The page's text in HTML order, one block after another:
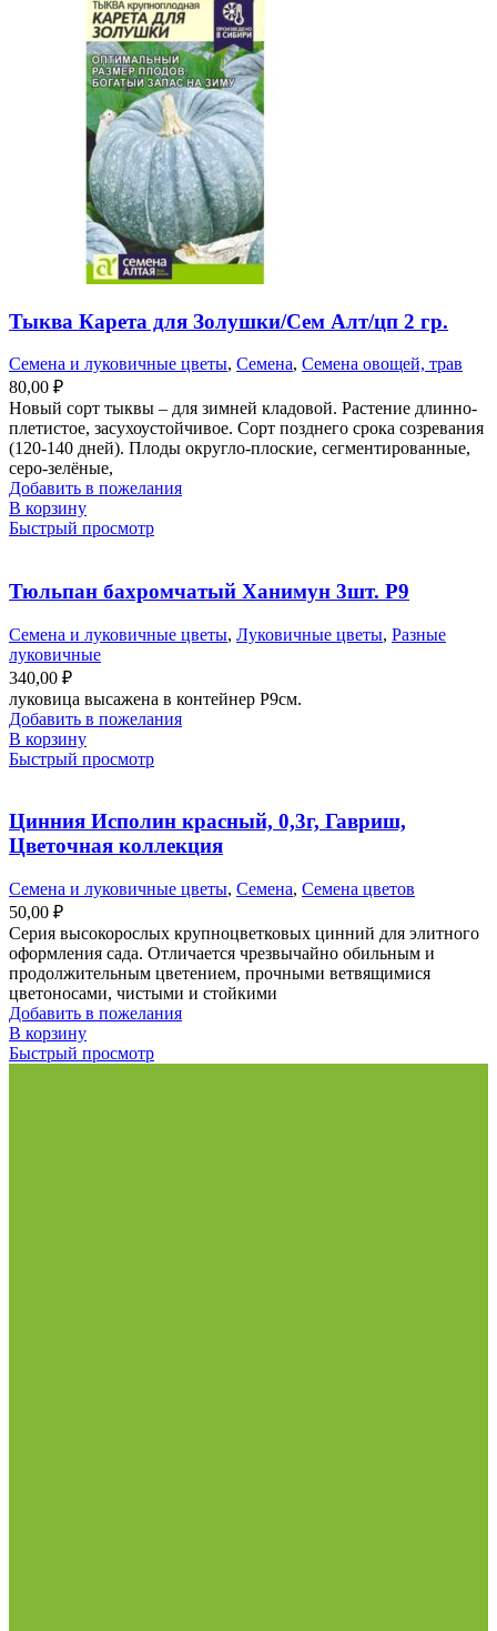
Тыква Карета для Золушки/Сем Алт/цп 2 гр.
Семена и луковичные цветы, Семена, Семена овощей, трав
80,00 ₽
Новый сорт тыквы – для зимней кладовой. Растение длинно-
плетистое, засухоустойчивое. Сорт позднего срока созревания
(120-140 дней). Плоды округло-плоские, сегментированные,
серо-зелёные,
Добавить в пожелания
В корзину
Быстрый просмотр
Тюльпан бахромчатый Ханимун 3шт. Р9
Семена и луковичные цветы, Луковичные цветы, Разные
луковичные
340,00 ₽
луковица высажена в контейнер Р9см.
Добавить в пожелания
В корзину
Быстрый просмотр
Цинния Исполин красный, 0,3г, Гавриш,
Цветочная коллекция
Семена и луковичные цветы, Семена, Семена цветов
50,00 ₽
Серия высокорослых крупноцветковых цинний для элитного
оформления сада. Отличается чрезвычайно обильным и
продолжительным цветением, прочными ветвящимися
цветоносами, чистыми и стойкими
Добавить в пожелания
В корзину
Быстрый просмотр